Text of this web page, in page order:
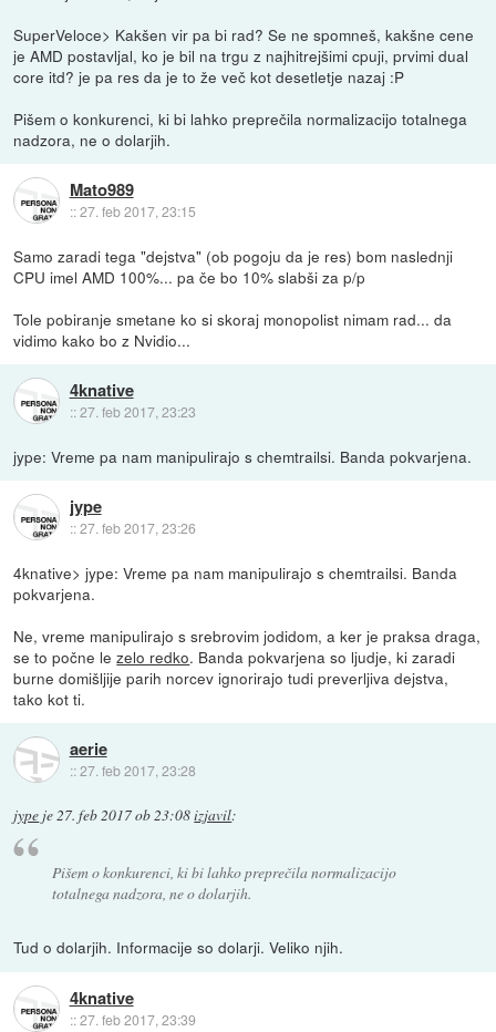
SuperVeloce> Kakšen vir pa bi rad? Se ne spomneš, kakšne cene
je AMD postavljal, ko je bil na trgu z najhitrejšimi cpuji, prvimi dual
core itd? je pa res da je to že več kot desetletje nazaj :P
Pišem o konkurenci, ki bi lahko preprečila normalizacijo totalnega
nadzora, ne o dolarjih.
Mato989
::27. feb 2017, 23:15
Samo zaradi tega "dejstva" (ob pogoju da je res) bom naslednji
CPU imel AMD 100%... pa če bo 10% slabši za p/p
Tole pobiranje smetane ko si skoraj monopolist nimam rad... da
vidimo kako bo z Nvidio...
4knative
::27. feb 2017, 23:23
jype: Vreme pa nam manipulirajo s chemtrailsi. Banda pokvarjena.
jype
::27. feb 2017, 23:26
4knative> jype: Vreme pa nam manipulirajo s chemtrailsi. Banda
pokvarjena.
Ne, vreme manipulirajo s srebrovim jodidom, a ker je praksa draga,
se to počne lezelo redko. Banda pokvarjena so ljudje, ki zaradi
burne domišljije parih norcev ignorirajo tudi preverljiva dejstva,
tako kot ti.
aerie
::27. feb 2017, 23:28
jype je27. feb 2017 ob 23:08izjavil:
Pišem o konkurenci, ki bi lahko preprečila normalizacijo
totalnega nadzora, ne o dolarjih.
Tud o dolarjih. Informacije so dolarji. Veliko njih.
4knative
::27. feb 2017, 23:39